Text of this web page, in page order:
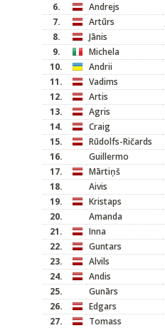
6.
Andrejs
7.
Artūrs
8.
Jānis
9.
Michela
10.
Andrii
11.
Vadims
12.
Artis
13.
Agris
14.
Craig
15.
Rūdolfs-Ričards
16.
Guillermo
17.
Mārtiņš
18.
Aivis
19.
Kristaps
20.
Amanda
21.
Inna
22.
Guntars
23.
Alvils
24.
Andis
25.
Gunārs
26.
Edgars
27.
Tomass